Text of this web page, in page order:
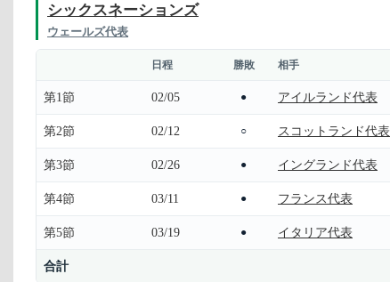
シックスネーションズ
ウェールズ代表
日程 勝敗 相手
第1節 02/05 ● アイルランド代表
第2節 02/12 ○ スコットランド代表
第3節 02/26 ● イングランド代表
第4節 03/11 ● フランス代表
第5節 03/19 ● イタリア代表
合計